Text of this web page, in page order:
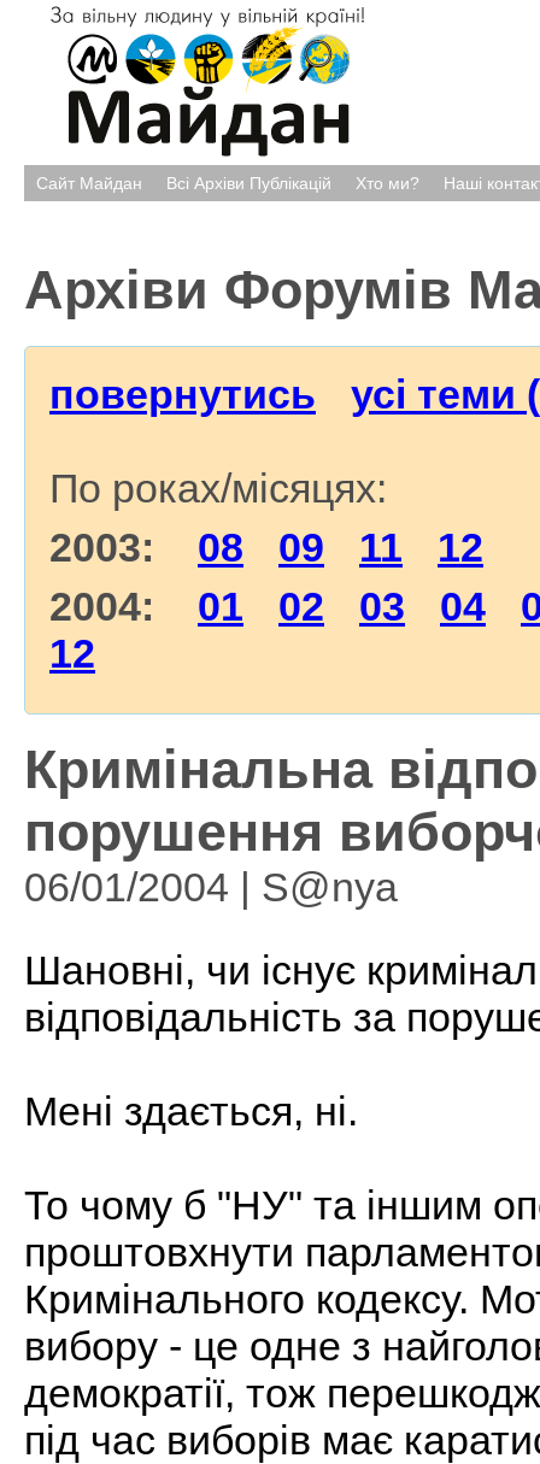
Сайт Майдан Всі Архіви Публікацій Хто ми? Наші
Архіви Форумів
повернутись усі теми
По роках/місяцях:
2003: 08 09 11
12
2004: 01 02 03 04
12
Кримінальна
порушення
06/01/2004 | S@nya
Шановні, чи існує
відповідальність за
Мені здається, ні.
То чому б "НУ" та іншим
проштовхнути
Кримінального кодексу.
вибору - це одне з
демократії, тож
під час виборів має